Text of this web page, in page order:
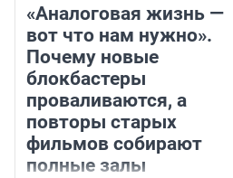
«Аналоговая жизнь —
вот что нам нужно».
Почему новые
блокбастеры
проваливаются, а
повторы старых
фильмов собирают
полные залы